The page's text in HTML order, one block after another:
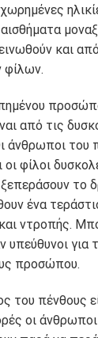
και
φίλων.
από τις
άνθρωποι του
οι φίλοι
το
ένα
ντροπής.
υπεύθυνοι για
προσώπου.
του πένθους
οι